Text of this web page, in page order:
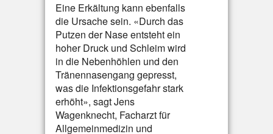
Eine Erkältung kann ebenfalls
die Ursache sein. «Durch das
Putzen der Nase entsteht ein
hoher Druck und Schleim wird
in die Nebenhöhlen und den
Tränennasengang gepresst,
was die Infektionsgefahr stark
erhöht», sagt Jens
Wagenknecht, Facharzt für
Allgemeinmedizin und